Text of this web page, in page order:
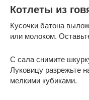
Котлеты из
Кусочки батона
или молоком.
С сала снимите
Луковицу разрежьте
мелкими кубиками.